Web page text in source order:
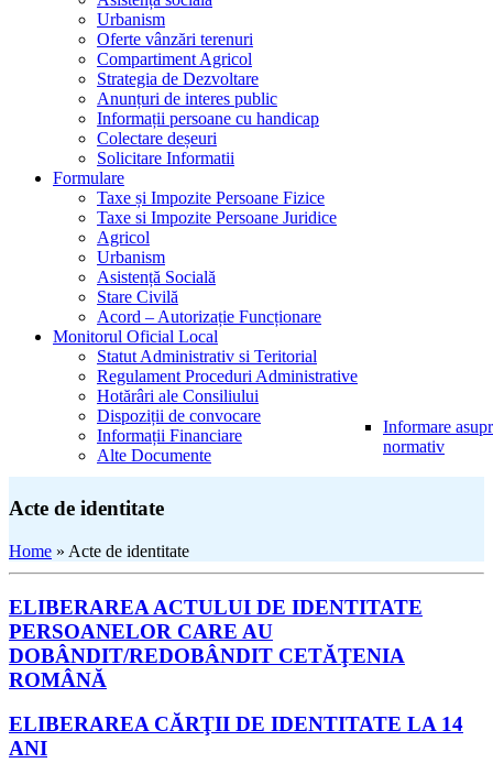
Urbanism
Oferte vânzări terenuri
Compartiment Agricol
Strategia de Dezvoltare
Anunțuri de interes public
Informații persoane cu handicap
Colectare deșeuri
Solicitare Informatii
Formulare
Taxe și Impozite Persoane Fizice
Taxe si Impozite Persoane Juridice
Agricol
Urbanism
Asistență Socială
Stare Civilă
Acord – Autorizație Funcționare
Monitorul Oficial Local
Statut Administrativ si Teritorial
Regulament Proceduri Administrative
Hotărâri ale Consiliului
Dispoziții de convocare
Informații Financiare
Alte Documente
Informare
normativ
Acte de identitate
Home » Acte de identitate
ELIBERAREA ACTULUI DE IDENTITATE
PERSOANELOR CARE AU
DOBÂNDIT/REDOBÂNDIT CETĂŢENIA
ROMÂNĂ
ELIBERAREA CĂRŢII DE IDENTITATE LA 14
ANI